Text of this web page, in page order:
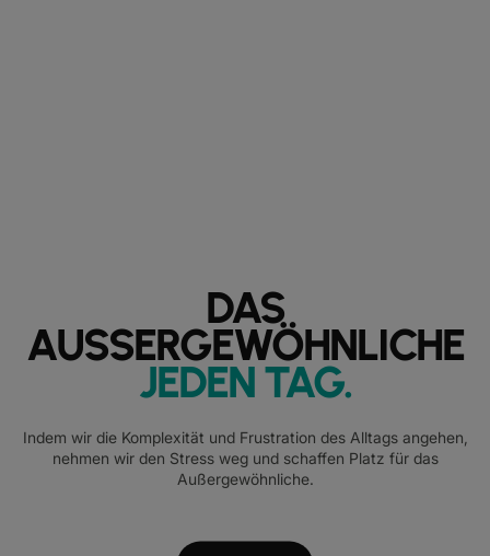
DAS
AUSSERGEWÖHNLICHE
JEDEN TAG.
Indem wir die Komplexität und Frustration des Alltags angehen,
nehmen wir den Stress weg und schaffen Platz für das
Außergewöhnliche.